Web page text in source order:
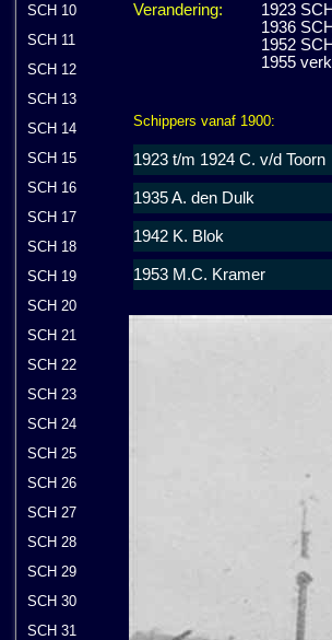
SCH 10
SCH 11
SCH 12
SCH 13
SCH 14
SCH 15
SCH 16
SCH 17
SCH 18
SCH 19
SCH 20
SCH 21
SCH 22
SCH 23
SCH 24
SCH 25
SCH 26
SCH 27
SCH 28
SCH 29
SCH 30
SCH 31
Verandering:
1923
1936
1952
1955
Schippers vanaf 1900:
1923 t/m 1924 C. v/d Toorn
1935 A. den Dulk
1942 K. Blok
1953 M.C. Kramer